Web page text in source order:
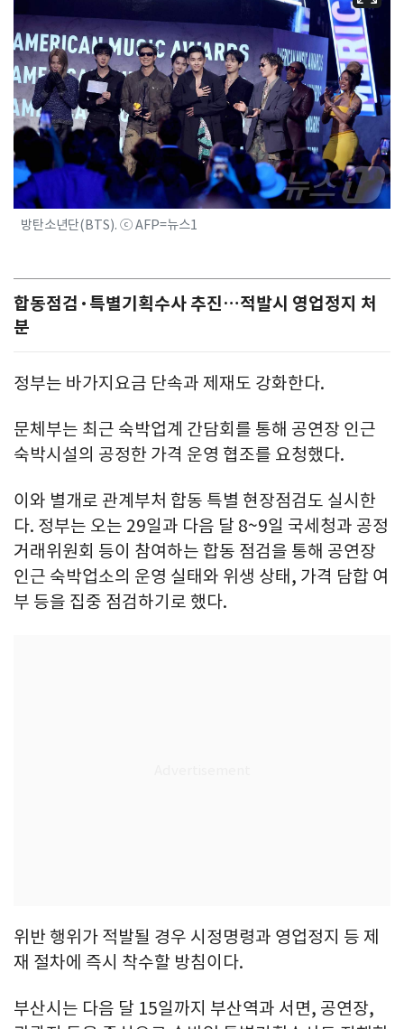
방탄소년단(BTS). ⓒ AFP=뉴스1
합동점검·특별기획수사 추진…적발시 영업정지 처
분
정부는 바가지요금 단속과 제재도 강화한다.
문체부는 최근 숙박업계 간담회를 통해 공연장 인근
숙박시설의 공정한 가격 운영 협조를 요청했다.
이와 별개로 관계부처 합동 특별 현장점검도 실시한
다. 정부는 오는 29일과 다음 달 8~9일 국세청과 공정
거래위원회 등이 참여하는 합동 점검을 통해 공연장
인근 숙박업소의 운영 실태와 위생 상태, 가격 담합 여
부 등을 집중 점검하기로 했다.
위반 행위가 적발될 경우 시정명령과 영업정지 등 제
재 절차에 즉시 착수할 방침이다.
부산시는 다음 달 15일까지 부산역과 서면, 공연장,